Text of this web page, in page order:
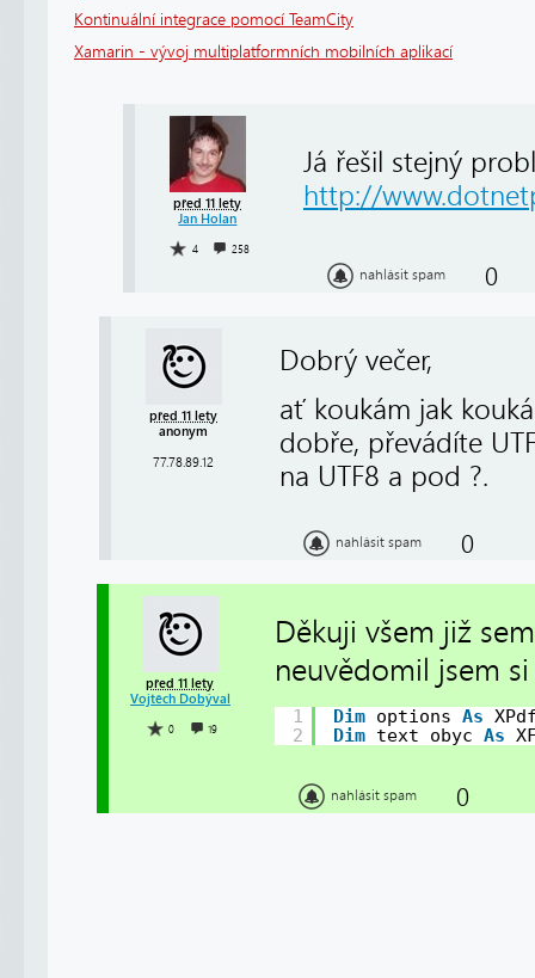
Kontinuální integrace pomocí TeamCity
Xamarin - vývoj multiplatformních mobilních aplikací
před 11 lety
Jan Holan
4 258
Já řešil stejný
http://
nahlásit spam 0
před 11 lety
anonym
77.78.89.12
Dobrý večer,
ať koukám jak
dobře, převádíte
na UTF8 a pod ?.
nahlásit spam 0
před 11 lety
Vojtěch Dobýval
0 19
Děkuji všem již
neuvědomil jsem
1
2
Dim options As
Dim
text_obyc As
nahlásit spam 0